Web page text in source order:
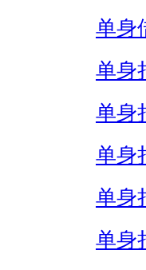
单身
单身
单身
单身
单身
单身